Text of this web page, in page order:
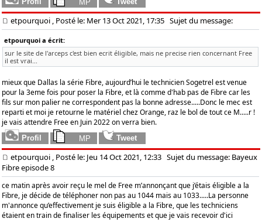
etpourquoi , Posté le: Mer 13 Oct 2021, 17:35 Sujet du message:
etpourquoi a écrit:
sur le site de l'arceps c'est bien ecrit éligible, mais ne precise rien concernant Free
il est vrai...
mieux que Dallas la série Fibre, aujourd’hui le technicien Sogetrel est venue
pour la 3eme fois pour poser la Fibre, et là comme d'hab pas de Fibre car les
fils sur mon palier ne correspondent pas la bonne adresse.....Donc le mec est
reparti et moi je retourne le matériel chez Orange, raz le bol de tout ce M.....r !
je vais attendre Free en Juin 2022 on verra bien.
etpourquoi , Posté le: Jeu 14 Oct 2021, 12:33 Sujet du message: Bayeux
Fibre episode 8
ce matin après avoir reçu le mel de Free m’annonçant que j’étais éligible a la
Fibre, je décide de téléphoner non pas au 1044 mais au 1033.....La personne
m'annonce qu’effectivement je suis éligible a la Fibre, que les techniciens
étaient en train de finaliser les équipements et que je vais recevoir d'ici